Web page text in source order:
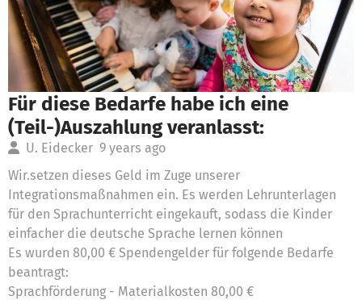
Für diese Bedarfe habe ich eine
(Teil-)Auszahlung veranlasst:
U. Eidecker 9 years ago
Wir.setzen dieses Geld im Zuge unserer
Integrationsmaßnahmen ein. Es werden Lehrunterlagen
für den Sprachunterricht eingekauft, sodass die Kinder
einfacher die deutsche Sprache lernen können
Es wurden 80,00 € Spendengelder für folgende Bedarfe
beantragt:
Sprachförderung - Materialkosten 80,00 €